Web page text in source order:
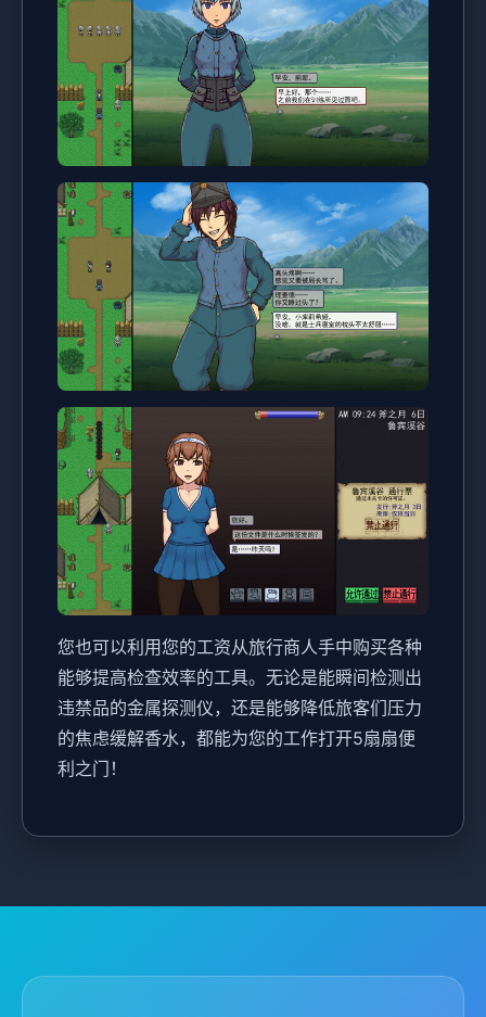
您也可以利用您的工资从旅行商人手中购买各种
能够提高检查效率的工具。无论是能瞬间检测出
违禁品的金属探测仪，还是能够降低旅客们压力
的焦虑缓解香水，都能为您的工作打开5扇扇便
利之门！